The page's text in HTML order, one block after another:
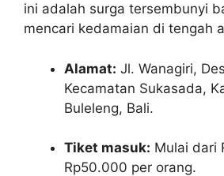
ini adalah surga tersembunyi
mencari kedamaian di tengah
Alamat: Jl. Wanagiri,
Kecamatan Sukasada,
Buleleng, Bali.
Tiket masuk: Mulai dari
Rp50.000 per orang.